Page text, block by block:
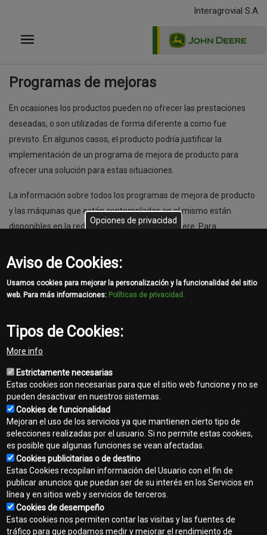
principal
Interagrovial S.A.
Programas de mejoras
En ocasiones los productos pueden no ofrecer las prestaciones
deseadas, o son utilizadas de forma diferente a como fue
previsto. En algunos casos, el producto podría justificar la
implementación de un programa de mejora de producto para
ofrecer una solución para estas situaciones.
La información sobre todos los programas de mejora de producto
y las máquinas que están contempladas en el mismo están
disponibles en la red de distribuidores John Deere. Para
programas, contactá a tu distribuidor.
template-
agro
Footer
Contacto
Mapa del sitio
Opciones de privacidad
Aviso de Cookies:
Usamos cookies para mejorar la personalización y la funcionalidad del sitio
web. Para más informaciones: Políticas de privacidad.
Tipos de Cookies:
More info
Estrictamente necesarias
Estas cookies son necesarias para que el sitio web funcione y no se
pueden desactivar en nuestros sistemas.
Cookies de funcionalidad
Mejoran el uso de los servicios ya que mantienen cierto tipo de
selecciones realizadas por el usuario. Si no permite estas cookies,
es posible que algunas funciones se vean afectadas.
Cookies publicitarias o de destino
Estas Cookies recopilan información del Usuario con el fin de
publicar anuncios que puedan ser de su interés en los Servicios en
línea y en sitios web y servicios de terceros.
Cookies de desempeño
Estas cookies nos permiten contar las visitas y las fuentes de
tráfico para que podamos medir y mejorar el rendimiento de